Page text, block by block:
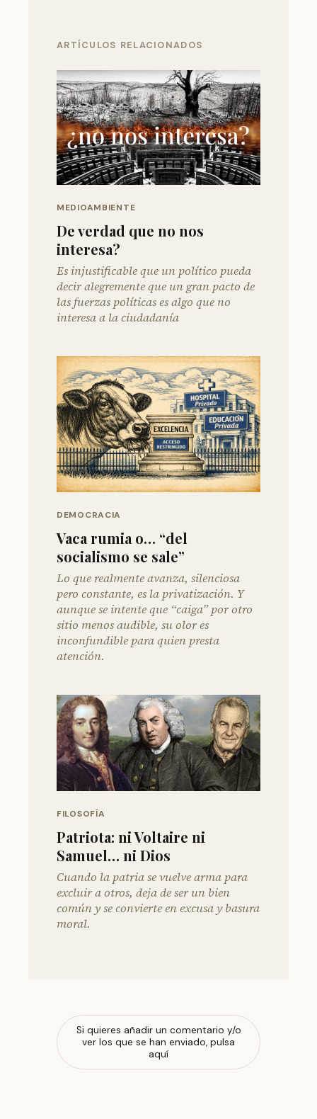
ARTÍCULOS RELACIONADOS
MEDIOAMBIENTE
De verdad que no nos
interesa?
Es injustificable que un político pueda
decir alegremente que un gran pacto de
las fuerzas políticas es algo que no
interesa a la ciudadanía
DEMOCRACIA
Vaca rumia o… “del
socialismo se sale”
Lo que realmente avanza, silenciosa
pero constante, es la privatización. Y
aunque se intente que “caiga” por otro
sitio menos audible, su olor es
inconfundible para quien presta
atención.
FILOSOFÍA
Patriota: ni Voltaire ni
Samuel… ni Dios
Cuando la patria se vuelve arma para
excluir a otros, deja de ser un bien
común y se convierte en excusa y basura
moral.
Si quieres añadir un comentario y/o
ver los que se han enviado, pulsa
aquí